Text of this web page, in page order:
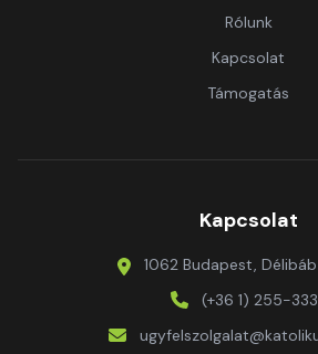
Rólunk
Kapcsolat
Támogatás
Kapcsolat
1062 Budapest, Délibáb
(+36 1) 255-